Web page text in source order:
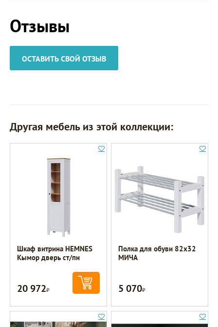
Отзывы
ОСТАВИТЬ СВОЙ ОТЗЫВ
Другая мебель из этой коллекции:
Шкаф витрина HEMNES
Кымор дверь ст/пн
20 972Р
Полка для обуви 82х32
МИЧА
5 070Р